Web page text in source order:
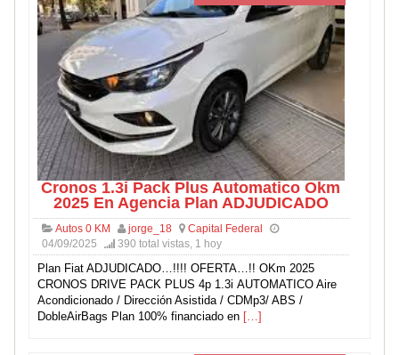
Cronos 1.3i Pack Plus Automatico Okm
2025 En Agencia Plan ADJUDICADO
Autos 0 KM jorge_18
Capital Federal
04/09/2025
390 total vistas, 1 hoy
Plan Fiat ADJUDICADO…!!!! OFERTA…!! OKm 2025
CRONOS DRIVE PACK PLUS 4p 1.3i AUTOMATICO Aire
Acondicionado / Dirección Asistida / CDMp3/ ABS /
DobleAirBags Plan 100% financiado en […]